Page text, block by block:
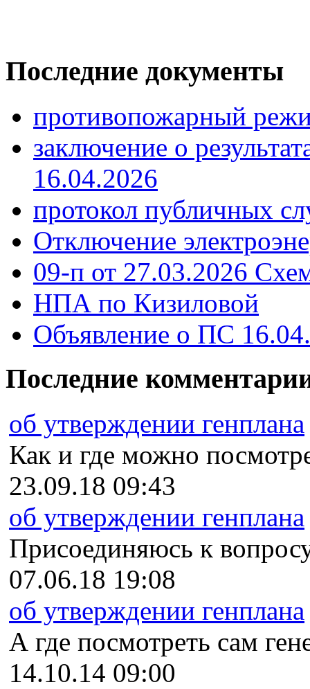
Последние документы
противопожарный
заключение о
16.04.2026
протокол публичных
Отключение
09-п от 27.03.2026
НПА по Кизиловой
Объявление о ПС
Последние
об утверждении генплана
Как и где можно
23.09.18 09:43
об утверждении генплана
Присоединяюсь к
07.06.18 19:08
об утверждении генплана
А где посмотреть сам
14.10.14 09:00